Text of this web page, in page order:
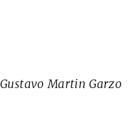
Gustavo Martin Garzo